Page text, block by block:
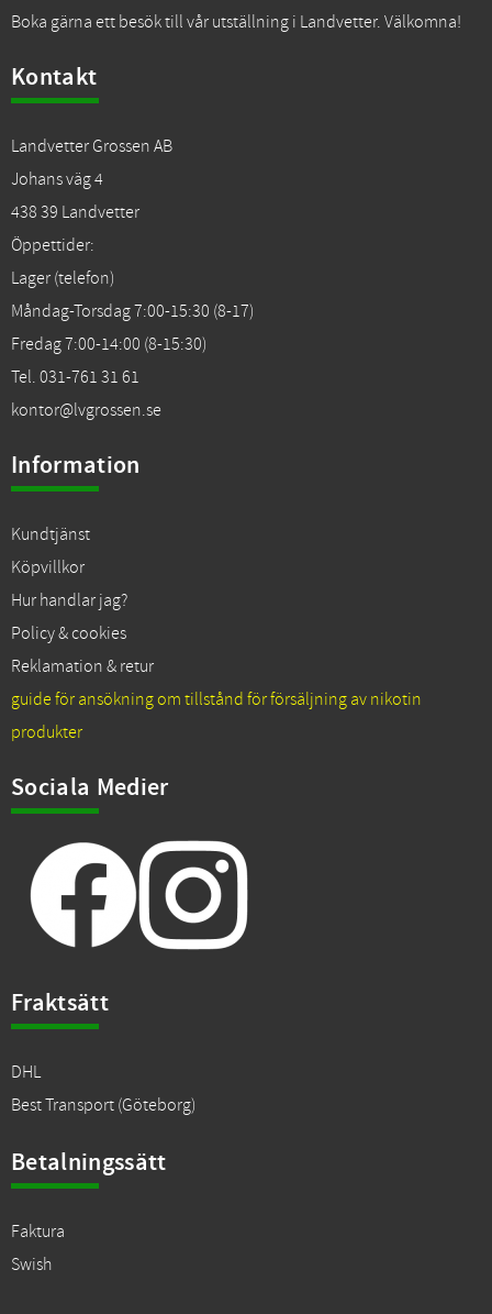
Boka gärna ett besök till vår utställning i Landvetter. Välkomna!
Kontakt
Landvetter Grossen AB
Johans väg 4
438 39 Landvetter
Öppettider:
Lager (telefon)
Måndag-Torsdag 7:00-15:30 (8-17)
Fredag 7:00-14:00 (8-15:30)
Tel. 031-761 31 61
kontor@lvgrossen.se
Information
Kundtjänst
Köpvillkor
Hur handlar jag?
Policy & cookies
Reklamation & retur
guide för ansökning om tillstånd för försäljning av nikotin
produkter
Sociala Medier
Fraktsätt
DHL
Best Transport (Göteborg)
Betalningssätt
Faktura
Swish